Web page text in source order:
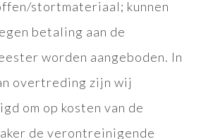
stortmateriaal; kunnen
betaling aan de
worden aangeboden. In
overtreding zijn wij
om op kosten van de
de verontreinigende